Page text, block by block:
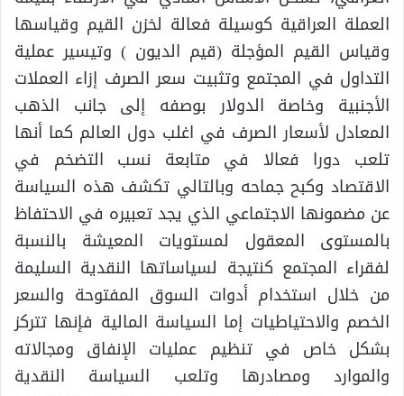
العملة العراقية كوسيلة فعالة لخزن القيم وقياسها
وقياس القيم المؤجلة (قيم الديون ) وتيسير عملية
التداول في المجتمع وتثبيت سعر الصرف إزاء العملات
الأجنبية وخاصة الدولار بوصفه إلى جانب الذهب
المعادل لأسعار الصرف في اغلب دول العالم كما أنها
تلعب دورا فعالا في متابعة نسب التضخم في
الاقتصاد وكبح جماحه وبالتالي تكشف هذه السياسة
عن مضمونها الاجتماعي الذي يجد تعبيره في الاحتفاظ
بالمستوى المعقول لمستويات المعيشة بالنسبة
لفقراء المجتمع كنتيجة لسياساتها النقدية السليمة
من خلال استخدام أدوات السوق المفتوحة والسعر
الخصم والاحتياطيات إما السياسة المالية فإنها تتركز
بشكل خاص في تنظيم عمليات الإنفاق ومجالاته
والموارد ومصادرها وتلعب السياسة النقدية